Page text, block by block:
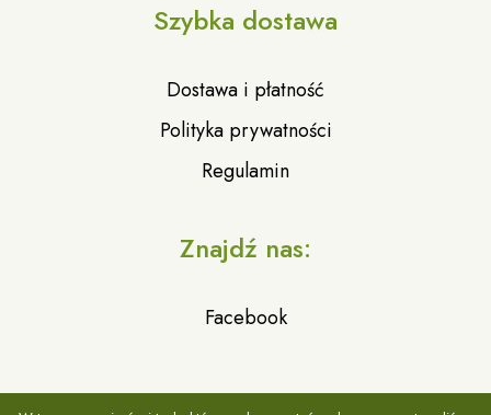
Szybka dostawa
Dostawa i płatność
Polityka prywatności
Regulamin
Znajdź nas:
Facebook